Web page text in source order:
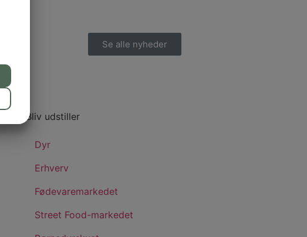
Se alle nyheder
Bliv udstiller
Dyr
Erhverv
Fødevaremarkedet
Street Food-markedet